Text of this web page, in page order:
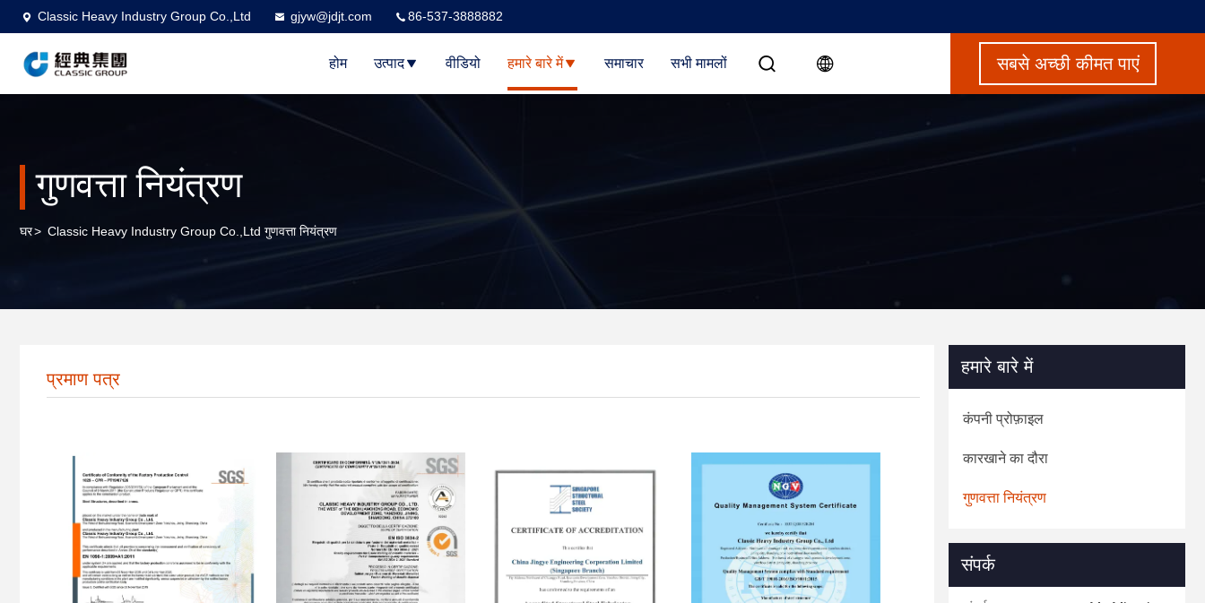
Classic Heavy Industry Group Co.,Ltd gjyw@jdjt.com 86-537-3888882
होम उत्पाद वीडियो हमारे बारे में समाचार सभी मामलों सबसे अच्छी कीमत पाएं
गुणवत्ता नियंत्रण
घर> Classic Heavy Industry Group Co.,Ltd गुणवत्ता नियंत्रण
प्रमाण पत्र
हमारे बारे में
कंपनी प्रोफ़ाइल
कारखाने का दौरा
गुणवत्ता नियंत्रण
संपर्क